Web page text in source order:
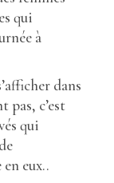
qui
à
dans
pas, c’est
qui
eux..